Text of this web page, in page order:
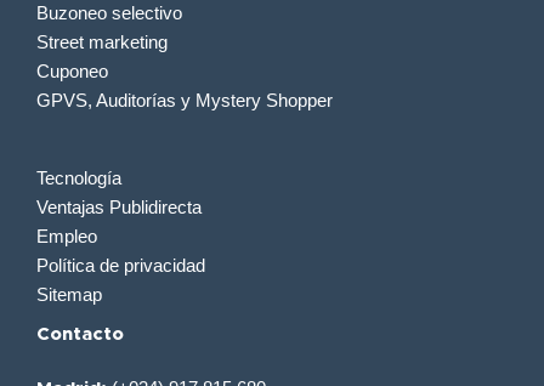
Buzoneo selectivo
Street marketing
Cuponeo
GPVS, Auditorías y Mystery Shopper
Tecnología
Ventajas Publidirecta
Empleo
Política de privacidad
Sitemap
Contacto